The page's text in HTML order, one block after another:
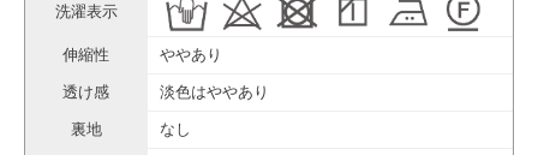
洗濯表示
伸縮性 ややあり
透け感 淡色はややあり
裏地 なし